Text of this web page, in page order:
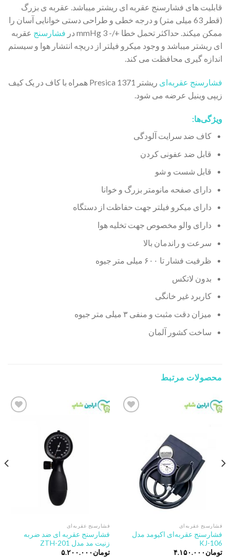
قابلیت های فشارسنج عقربه ای ریشتر میباشد. عقربه ی بزرگ
(قطر 63 میلی متر) و درجه خطی و طراحی دستی خوانایی آسان را
ممکن میکند. حداکثر تحمل خطا +/- 3 mmHg در
فشارسنج عقربه
ای ریشتر میباشد و وجود میکرو فیلتر از دریچه انتشار هوا و سیستم
اندازه گیری محافظت می کند.
فشارسنج عقربه‌ای
ریشتر Presica 1371 همراه با کاف در یک کیف
زیپی وینیل عرضه می شود.
ویژگی‌ها:
کاف ضد سرایت آلودگی
قابل ضد عفونی کردن
قابل شست و شو
دارای صفحه مانومتر بزرگ و خوانا
دارای میکرو فیلتر جهت حفاظت از دستگاه
دارای والو مخصوص جهت تخلیه هوا
سرعت و راندمان بالا
ظرفیت فشار تا ۶۰۰ میلی متر جیوه
بدون لاتکس
کاربرد غیر خانگی
میزان دقت مثبت و منفی ۳ میلی متر جیوه
ساخت کشور آلمان
محصولات مرتبط
فشارسنج عقربه‌ای
فشارسنج عقربه‌ای اکیومد مدل
KJ-106
تومان ۴.۱۵۰.۰۰۰
فشارسنج عقربه‌ای
فشارسنج عقربه ای ضد ضربه
زنیت مد مدل ZTH-201
تومان ۵.۲۰۰.۰۰۰